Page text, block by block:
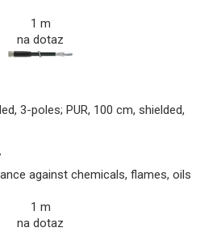
1 m
na dotaz
3-poles; PUR, 100 cm, shielded,
against chemicals, flames, oils
1 m
na dotaz